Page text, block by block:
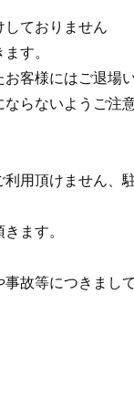
ておりません
す。
客様にはご退場
らないようご注意
用頂けません、
ます。
故等につきまし